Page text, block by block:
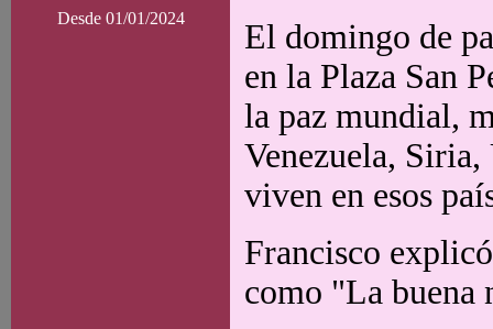
Desde 01/01/2024
El domingo de
en la Plaza San
la paz mundial,
Venezuela,
viven en esos
Francisco
como "La buena